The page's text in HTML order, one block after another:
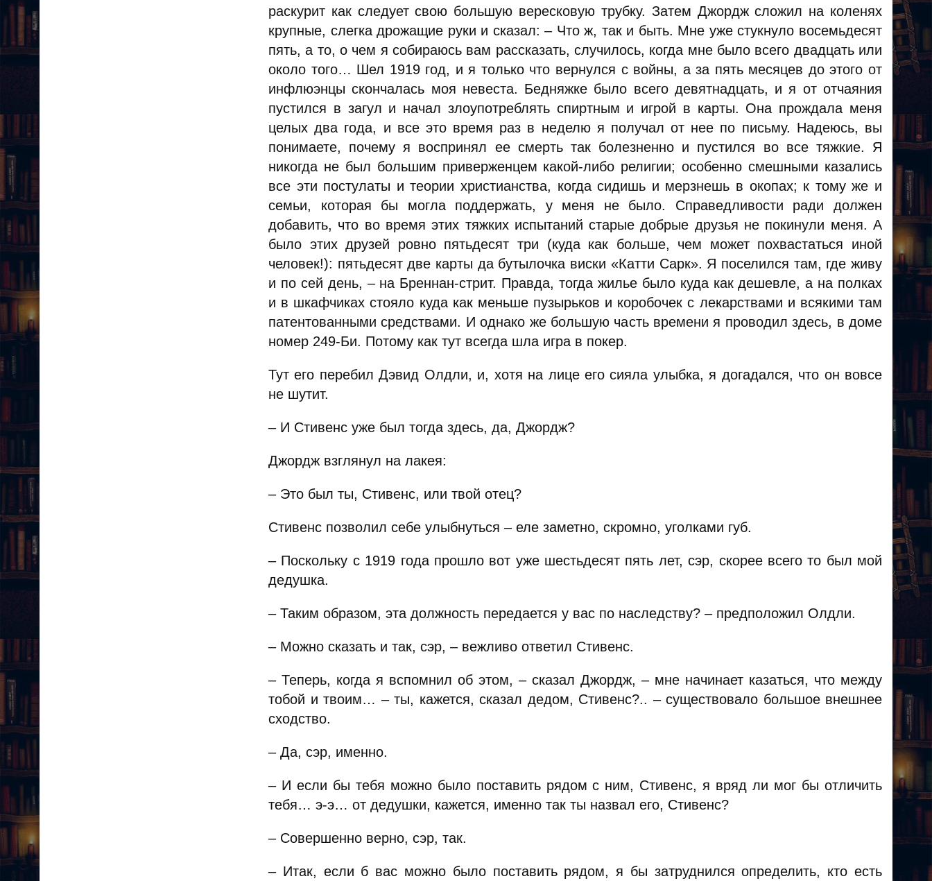
раскурит как следует свою большую вересковую трубку. Затем Джордж сложил на коленях
крупные, слегка дрожащие руки и сказал: – Что ж, так и быть. Мне уже стукнуло восемьдесят
пять, а то, о чем я собираюсь вам рассказать, случилось, когда мне было всего двадцать или
около того… Шел 1919 год, и я только что вернулся с войны, а за пять месяцев до этого от
инфлюэнцы скончалась моя невеста. Бедняжке было всего девятнадцать, и я от отчаяния
пустился в загул и начал злоупотреблять спиртным и игрой в карты. Она прождала меня
целых два года, и все это время раз в неделю я получал от нее по письму. Надеюсь, вы
понимаете, почему я воспринял ее смерть так болезненно и пустился во все тяжкие. Я
никогда не был большим приверженцем какой-либо религии; особенно смешными казались
все эти постулаты и теории христианства, когда сидишь и мерзнешь в окопах; к тому же и
семьи, которая бы могла поддержать, у меня не было. Справедливости ради должен
добавить, что во время этих тяжких испытаний старые добрые друзья не покинули меня. А
было этих друзей ровно пятьдесят три (куда как больше, чем может похвастаться иной
человек!): пятьдесят две карты да бутылочка виски «Катти Сарк». Я поселился там, где живу
и по сей день, – на Бреннан-стрит. Правда, тогда жилье было куда как дешевле, а на полках
и в шкафчиках стояло куда как меньше пузырьков и коробочек с лекарствами и всякими там
патентованными средствами. И однако же большую часть времени я проводил здесь, в доме
номер 249-Би. Потому как тут всегда шла игра в покер.
Тут его перебил Дэвид Олдли, и, хотя на лице его сияла улыбка, я догадался, что он вовсе
не шутит.
– И Стивенс уже был тогда здесь, да, Джордж?
Джордж взглянул на лакея:
– Это был ты, Стивенс, или твой отец?
Стивенс позволил себе улыбнуться – еле заметно, скромно, уголками губ.
– Поскольку с 1919 года прошло вот уже шестьдесят пять лет, сэр, скорее всего то был мой
дедушка.
– Таким образом, эта должность передается у вас по наследству? – предположил Олдли.
– Можно сказать и так, сэр, – вежливо ответил Стивенс.
– Теперь, когда я вспомнил об этом, – сказал Джордж, – мне начинает казаться, что между
тобой и твоим… – ты, кажется, сказал дедом, Стивенс?.. – существовало большое внешнее
сходство.
– Да, сэр, именно.
– И если бы тебя можно было поставить рядом с ним, Стивенс, я вряд ли мог бы отличить
тебя… э-э… от дедушки, кажется, именно так ты назвал его, Стивенс?
– Совершенно верно, сэр, так.
– Итак, если б вас можно было поставить рядом, я бы затруднился определить, кто есть